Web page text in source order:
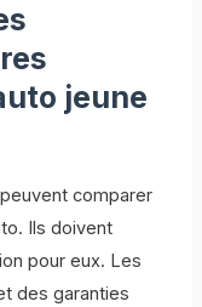
jeune
comparer
Ils doivent
pour eux. Les
des garanties